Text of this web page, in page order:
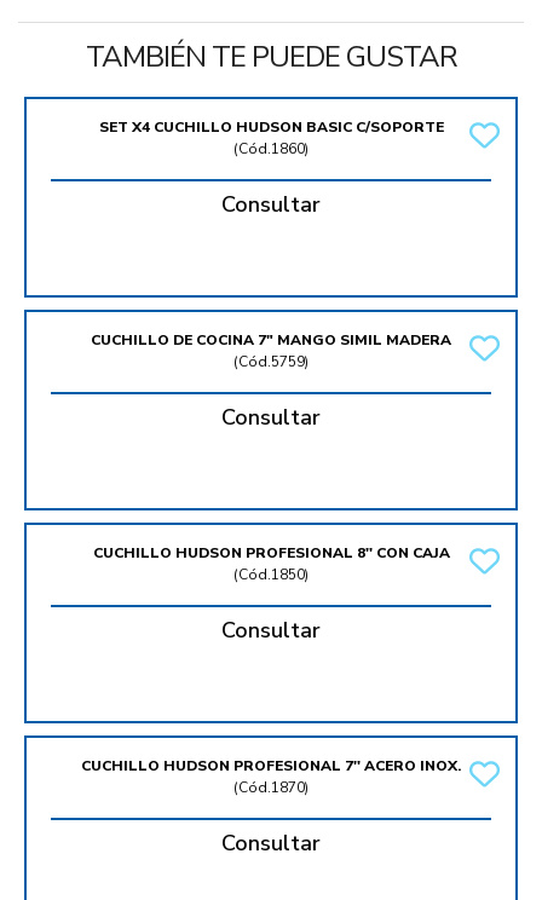
TAMBIÉN TE PUEDE GUSTAR
SET X4 CUCHILLO HUDSON BASIC C/SOPORTE
(Cód.1860)
Consultar
CUCHILLO DE COCINA 7" MANGO SIMIL MADERA
(Cód.5759)
Consultar
CUCHILLO HUDSON PROFESIONAL 8'' CON CAJA
(Cód.1850)
Consultar
CUCHILLO HUDSON PROFESIONAL 7'' ACERO INOX.
(Cód.1870)
Consultar